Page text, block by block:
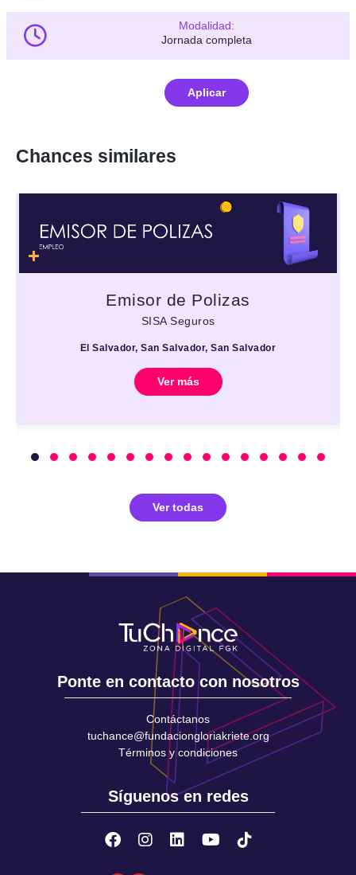
Modalidad:
Jornada completa
Aplicar
Chances similares
Emisor de Polizas
SISA Seguros
El Salvador, San Salvador, San Salvador
Ver más
Ver todas
Ponte en contacto con nosotros
Contáctanos
tuchance@fundaciongloriakriete.org
Términos y condiciones
Síguenos en redes